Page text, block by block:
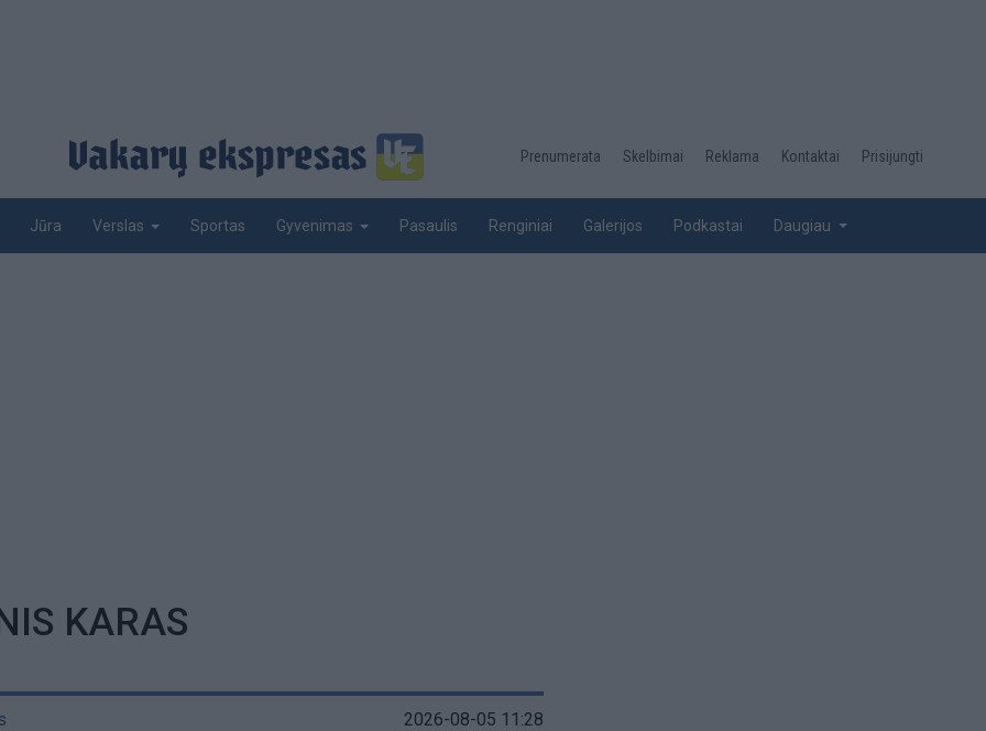
Desktop
top
Prenumerata Skelbimai Reklama Kontaktai Prisijungti
Jūra Verslas Sportas Gyvenimas Pasaulis Renginiai Galerijos Podkastai Daugiau
KARAS
2026-08-05 11:28